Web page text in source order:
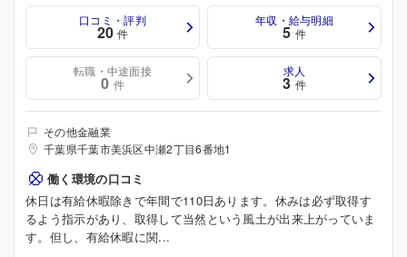
口コミ・評判
20 件
年収・給与明細
5 件
転職・中途面接
0 件
求人
3 件
その他金融業
千葉県千葉市美浜区中瀬2丁目6番地1
働く環境の口コミ
休日は有給休暇除きで年間で110日あります。休みは必ず取得す
るよう指示があり、取得して当然という風土が出来上がっていま
す。但し、有給休暇に関...